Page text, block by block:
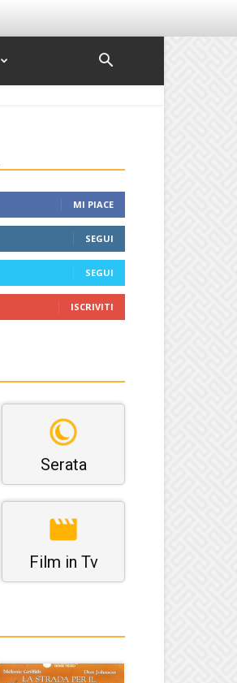
MI PIACE
SEGUI
SEGUI
ISCRIVITI
Serata
Film in Tv